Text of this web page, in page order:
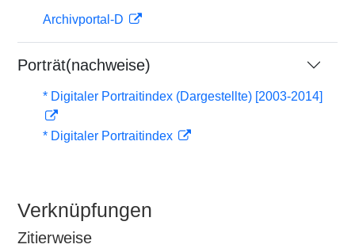
Archivportal-D
Porträt(nachweise)
* Digitaler Portraitindex (Dargestellte) [2003-2014]
* Digitaler Portraitindex
Verknüpfungen
Zitierweise